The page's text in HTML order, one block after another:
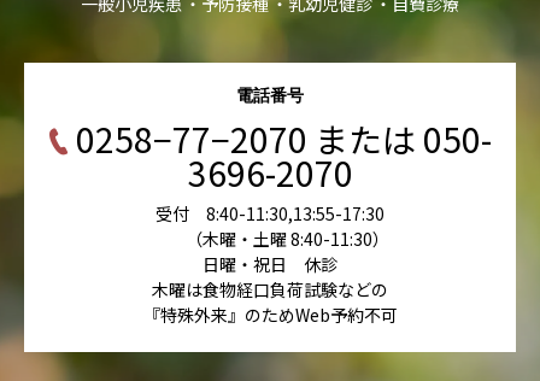
電話番号
0258−77−2070 または 050-
3696-2070
受付 8:40-11:30,13:55-17:30
（木曜・土曜 8:40-11:30）
日曜・祝日 休診
木曜は食物経口負荷試験などの
『特殊外来』のためWeb予約不可